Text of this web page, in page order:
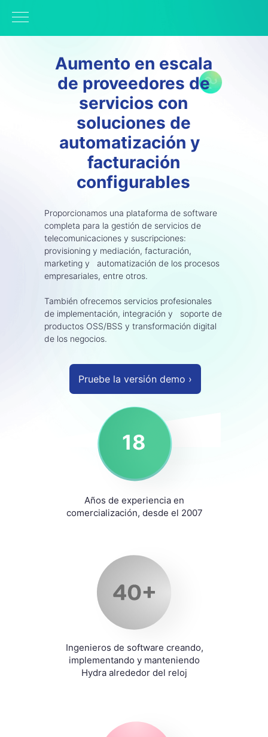
Aumento en escala
de proveedores de
servicios con
soluciones de
automatización y
facturación
configurables
Proporcionamos una plataforma de software
completa para la gestión de servicios de
telecomunicaciones y suscripciones:
provisioning y mediación, facturación,
marketing y automatización de los procesos
empresariales, entre otros.
También ofrecemos servicios profesionales
de implementación, integración y soporte de
productos OSS/BSS y transformación digital
de los negocios.
Años de experiencia en
comercialización, desde el 2007
Ingenieros de software creando,
implementando y manteniendo
Hydra alrededor del reloj
Pruebe la versión demo ›
18